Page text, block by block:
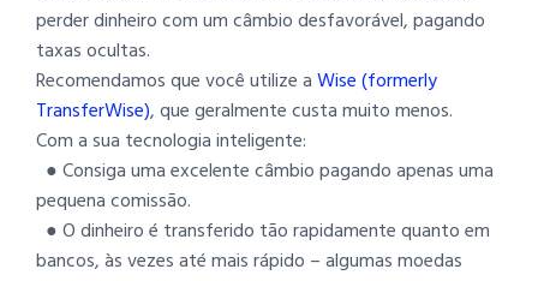
perder dinheiro com um câmbio desfavorável, pagando
taxas ocultas.
Recomendamos que você utilize aWise (formerly
TransferWise), que geralmente custa muito menos.
Com a sua tecnologia inteligente:
● Consiga uma excelente câmbio pagando apenas uma
pequena comissão.
● O dinheiro é transferido tão rapidamente quanto em
bancos, às vezes até mais rápido – algumas moedas